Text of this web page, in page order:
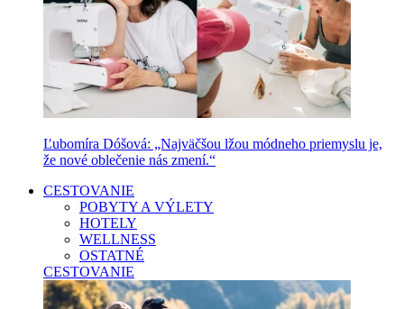
Ľubomíra Dóšová: „Najväčšou lžou módneho priemyslu je,
že nové oblečenie nás zmení.“
CESTOVANIE
POBYTY A VÝLETY
HOTELY
WELLNESS
OSTATNÉ
CESTOVANIE